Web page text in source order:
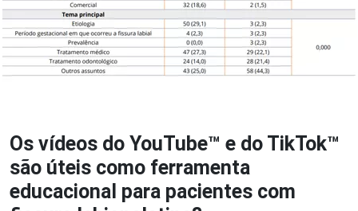
Os vídeos do YouTube™ e do TikTok™
são úteis como ferramenta
educacional para pacientes com